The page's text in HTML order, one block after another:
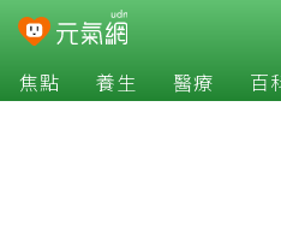
焦點 養生 醫療 百